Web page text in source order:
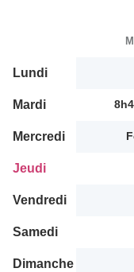
Lundi
Mardi
Mercredi
Jeudi
Vendredi
Samedi
Dimanche